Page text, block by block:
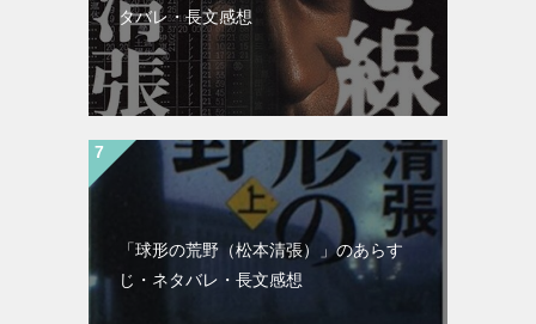
タバレ・長文感想
「球形の荒野（松本清張）」のあらす
じ・ネタバレ・長文感想